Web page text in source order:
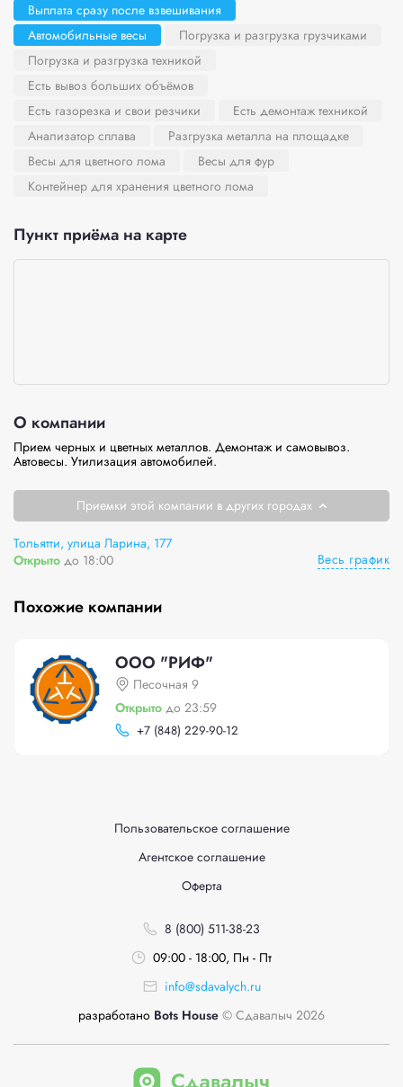
Выплата сразу после взвешивания
Автомобильные весы
Погрузка и разгрузка грузчиками
Погрузка и разгрузка техникой
Есть вывоз больших объёмов
Есть газорезка и свои резчики
Есть демонтаж техникой
Анализатор сплава
Разгрузка металла на площадке
Весы для цветного лома
Весы для фур
Контейнер для хранения цветного лома
Пункт приёма на карте
О компании
Прием черных и цветных металлов. Демонтаж и самовывоз.
Автовесы. Утилизация автомобилей.
Приемки этой компании в других городах
Тольятти, улица Ларина, 177
Открыто до 18:00 Весь график
Похожие компании
ООО "РИФ"
Песочная 9
Открыто до 23:59
+7 (848) 229-90-12
Пользовательское соглашение
Агентское соглашение
Оферта
8 (800) 511-38-23
09:00 - 18:00, Пн - Пт
info@sdavalych.ru
разработано Bots House © Сдавалыч 2026